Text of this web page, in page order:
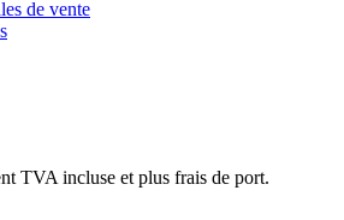
de vente
TVA incluse et plus frais de port.